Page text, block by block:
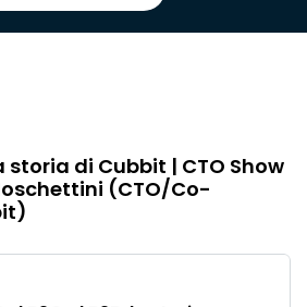
storia di Cubbit | CTO Show
(CTO/Co-